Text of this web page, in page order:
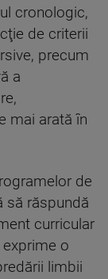
cronologic,
de criterii
precum
a
mai arată în
de
să răspundă
curricular
o
limbii